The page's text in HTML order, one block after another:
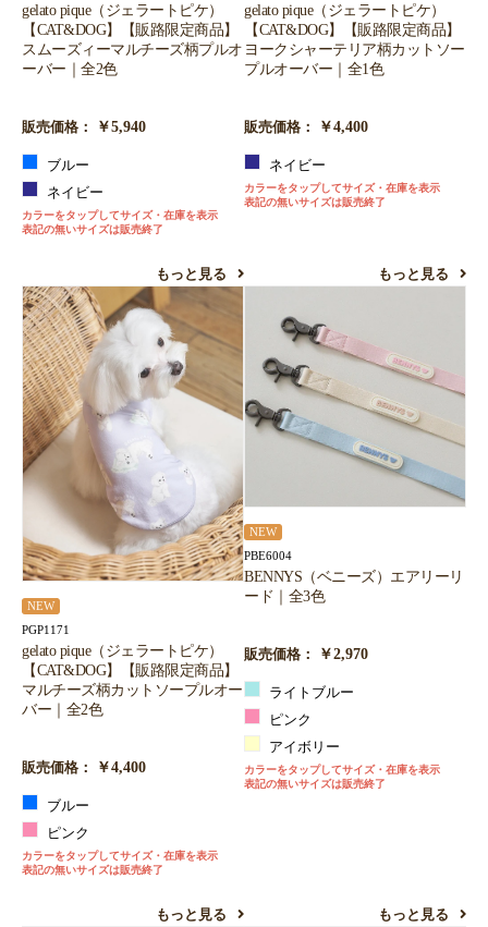
gelato pique（ジェラートピケ）
【CAT&DOG】【販路限定商品】
スムーズィーマルチーズ柄プルオ
ーバー｜全2色
販売価格： ￥5,940
ブルー
ネイビー
カラーをタップしてサイズ・在庫を表示
表記の無いサイズは販売終了
もっと見る
gelato pique（ジェラートピケ）
【CAT&DOG】【販路限定商品】
ヨークシャーテリア柄カットソー
プルオーバー｜全1色
販売価格： ￥4,400
ネイビー
カラーをタップしてサイズ・在庫を表示
表記の無いサイズは販売終了
もっと見る
NEW
PGP1171
gelato pique（ジェラートピケ）
【CAT&DOG】【販路限定商品】
マルチーズ柄カットソープルオー
バー｜全2色
販売価格： ￥4,400
ブルー
ピンク
カラーをタップしてサイズ・在庫を表示
表記の無いサイズは販売終了
もっと見る
NEW
PBE6004
BENNYS（ベニーズ）エアリーリ
ード｜全3色
販売価格： ￥2,970
ライトブルー
ピンク
アイボリー
カラーをタップしてサイズ・在庫を表示
表記の無いサイズは販売終了
もっと見る